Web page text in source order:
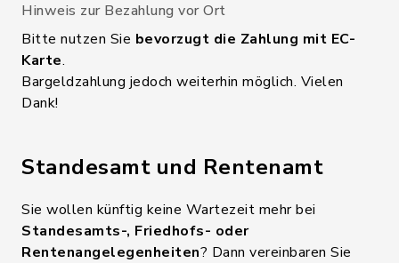
Hinweis zur Bezahlung vor Ort
Bitte nutzen Sie bevorzugt die Zahlung mit EC-
Karte.
Bargeldzahlung jedoch weiterhin möglich. Vielen
Dank!
Standesamt und Rentenamt
Sie wollen künftig keine Wartezeit mehr bei
Standesamts-, Friedhofs- oder
Rentenangelegenheiten? Dann vereinbaren Sie